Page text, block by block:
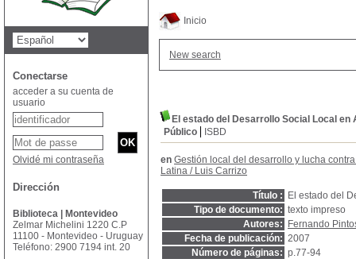
Inicio
New search
El estado del Desarrollo Social Local en
Público
ISBD
en Gestión local del desarrollo y lucha
Latina / Luis Carrizo
Título :
El estado del
Tipo de documento: texto impreso
Autores:
Fernando
Fecha de publicación: 2007
Número de páginas: p.77-94
Conectarse
acceder a su cuenta de
usuario
Olvidé mi contraseña
Dirección
Biblioteca | Montevideo
Zelmar Michelini 1220 C.P
11100 - Montevideo - Uruguay
Teléfono: 2900 7194 int. 20